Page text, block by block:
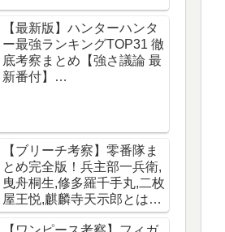
【最新版】ハンターハンタ
ー最強ランキングTOP31 徹
底考察まとめ【強さ議論 最
新番付】
【ブリーチ考察】零番隊ま
とめ完全版！兵主部一兵衛,
曳舟桐生,修多羅千手丸,二枚
屋王悦,麒麟寺天示郎とは？
王鍵とは？異名は？声優CV